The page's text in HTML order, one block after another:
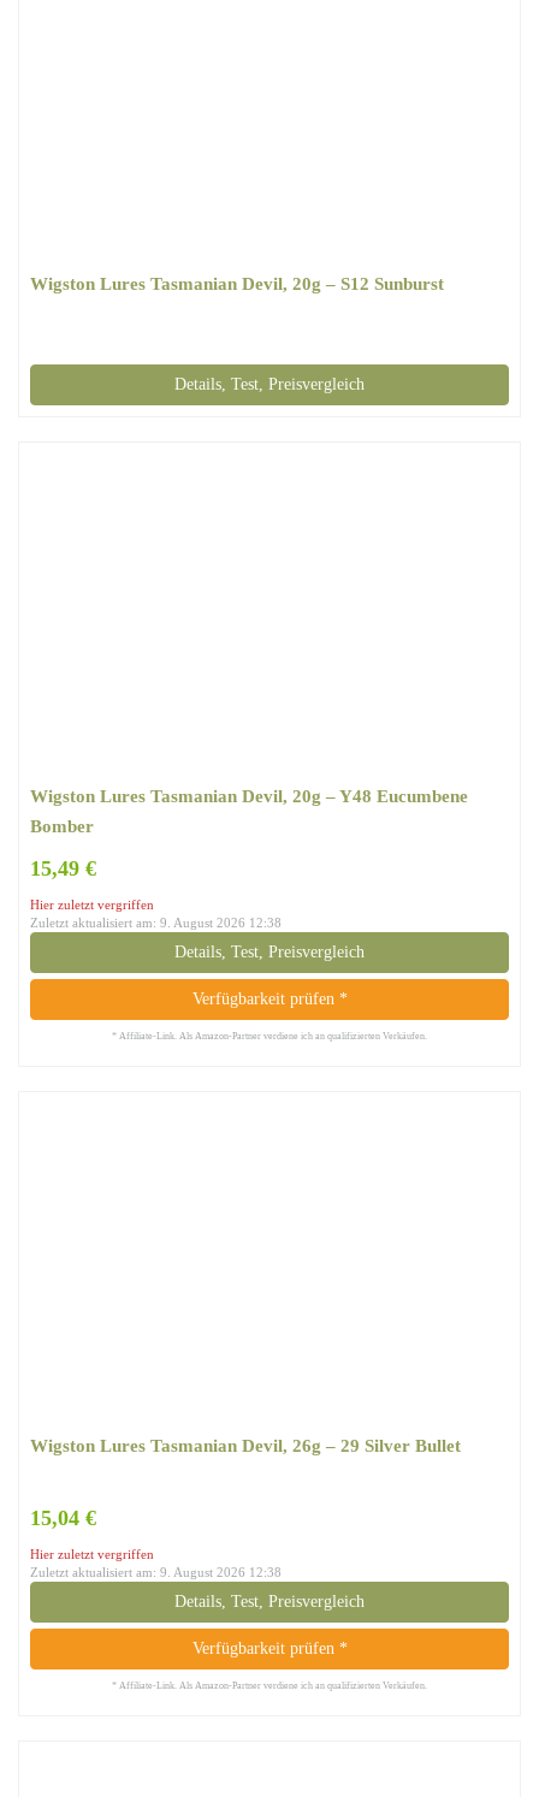
Wigston Lures Tasmanian Devil, 20g – S12 Sunburst
Details, Test, Preisvergleich
Wigston Lures Tasmanian Devil, 20g – Y48 Eucumbene
Bomber
15,49 €
Hier zuletzt vergriffen
Zuletzt aktualisiert am: 9. August 2026 12:38
Details, Test, Preisvergleich
Verfügbarkeit prüfen *
* Affiliate-Link. Als Amazon-Partner verdiene ich an qualifizierten Verkäufen.
Wigston Lures Tasmanian Devil, 26g – 29 Silver Bullet
15,04 €
Hier zuletzt vergriffen
Zuletzt aktualisiert am: 9. August 2026 12:38
Details, Test, Preisvergleich
Verfügbarkeit prüfen *
* Affiliate-Link. Als Amazon-Partner verdiene ich an qualifizierten Verkäufen.